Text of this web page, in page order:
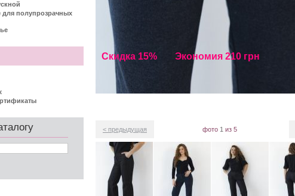
Скидка 15% Экономия 210 грн
< предыдущая
фото 1 из 5
для полупрозрачных